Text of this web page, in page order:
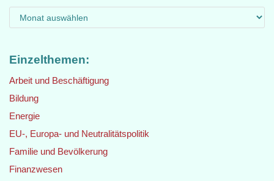
Einzelthemen:
Arbeit und Beschäftigung
Bildung
Energie
EU-, Europa- und Neutralitätspolitik
Familie und Bevölkerung
Finanzwesen